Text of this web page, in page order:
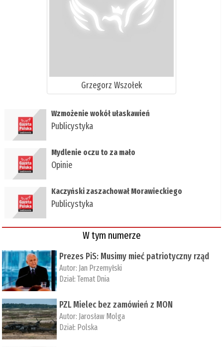
Grzegorz Wszołek
Wzmożenie wokół ułaskawień
Publicystyka
Mydlenie oczu to za mało
Opinie
Kaczyński zaszachował Morawieckiego
Publicystyka
W tym numerze
Prezes PiS: Musimy mieć patriotyczny rząd
Autor: Jan Przemyłski
Dział:Temat Dnia
PZL Mielec bez zamówień z MON
Autor: Jarosław Molga
Dział: Polska